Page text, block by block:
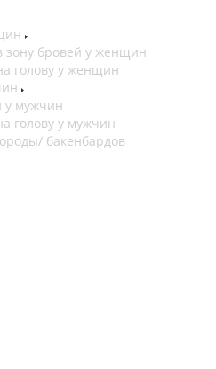
зону бровей у женщин
голову у женщин
у мужчин
голову у мужчин
бакенбардов